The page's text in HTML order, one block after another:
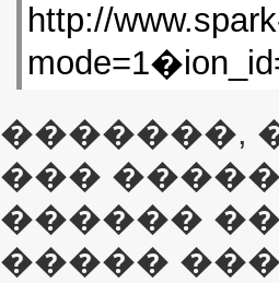
http://
�������,
���
������
�����